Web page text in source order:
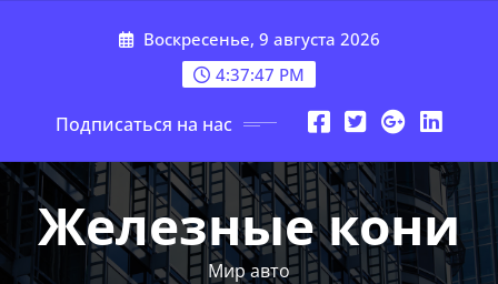
Воскресенье, 9 августа 2026
4:37:48 PM
Подписаться на нас
Железные кони
Мир авто